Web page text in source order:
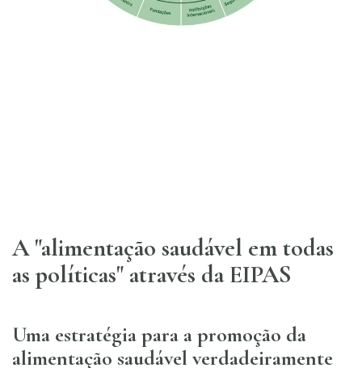
A "alimentação saudável em todas
as políticas" através da EIPAS
Uma estratégia para a promoção da
alimentação saudável verdadeiramente